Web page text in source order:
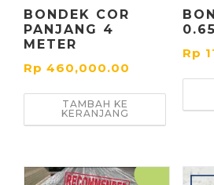
BONDEK COR
PANJANG 4
METER
Rp 460,000.00
TAMBAH KE
KERANJANG
Rp